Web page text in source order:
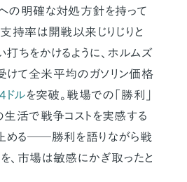
の明確な対処方針を持って
支持率は開戦以来じりじりと
ちをかけるように、ホルムズ
て全米平均のガソリン価格
4ドルを突破。戦場での「勝利」
生活で戦争コストを実感する
める――勝利を語りながら戦
、市場は敏感にかぎ取ったと